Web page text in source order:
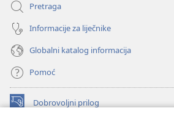
Pretraga
Informacije za liječnike
Globalni katalog informacija
Pomoć
Dobrovoljni prilog
(otvara